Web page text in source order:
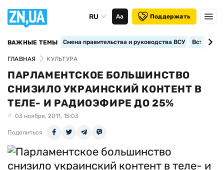
RU Аа Поддержать
ВАЖНЫЕ ТЕМЫ Смена правительства и руководства ВСУ
ГЛАВНАЯ КУЛЬТУРА
ПАРЛАМЕНТСКОЕ БОЛЬШИНСТВО
СНИЗИЛО УКРАИНСКИЙ КОНТЕНТ В
ТЕЛЕ- И РАДИОЭФИРЕ ДО 25%
03 ноября, 2011, 15:03
Поделиться